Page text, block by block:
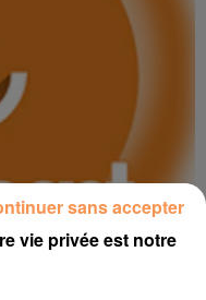
vie privée est notre
sans accepter